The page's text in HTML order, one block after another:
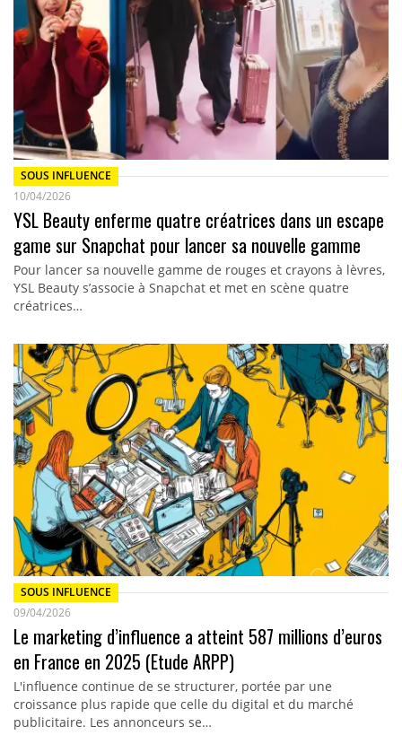
SOUS INFLUENCE
10/04/2026
YSL Beauty enferme quatre créatrices dans un escape
game sur Snapchat pour lancer sa nouvelle gamme
Pour lancer sa nouvelle gamme de rouges et crayons à lèvres,
YSL Beauty s’associe à Snapchat et met en scène quatre
créatrices…
SOUS INFLUENCE
09/04/2026
Le marketing d’influence a atteint 587 millions d’euros
en France en 2025 (Etude ARPP)
L'influence continue de se structurer, portée par une
croissance plus rapide que celle du digital et du marché
publicitaire. Les annonceurs se…